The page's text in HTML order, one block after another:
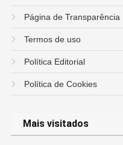
Página de Transparência
Termos de uso
Política Editorial
Política de Cookies
Mais visitados